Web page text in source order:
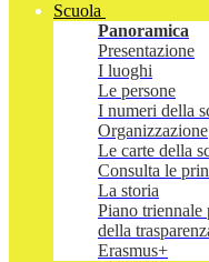
Scuola
Panoramica
Presentazione
I luoghi
Le persone
I numeri della
Organizzazione
Le carte della
Consulta le
La storia
Piano triennale
della
Erasmus+